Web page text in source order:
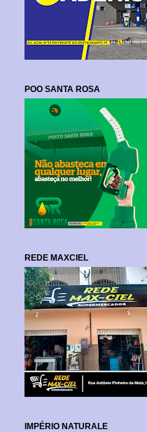
POO SANTA ROSA
REDE MAXCIEL
IMPÉRIO NATURALE